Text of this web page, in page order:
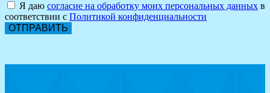
Я даю согласие на обработку моих персональных данных в
соответствии с Политикой конфиденциальности
ОТПРАВИТЬ